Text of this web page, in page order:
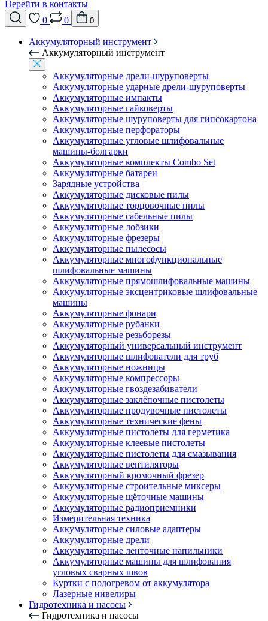
Перейти в контакты
0
0 0
Аккумуляторный инструмент
Аккумуляторный инструмент
Аккумуляторные дрели-шуруповерты
Аккумуляторные ударные дрели-шуруповерты
Аккумуляторные импакты
Аккумуляторные гайковерты
Аккумуляторные шуруповерты для гипсокартона
Аккумуляторные перфораторы
Аккумуляторные угловые шлифовальные
машины-болгарки
Аккумуляторные комплекты Combo Set
Аккумуляторные батареи
Зарядные устройства
Аккумуляторные дисковые пилы
Аккумуляторные торцовочные пилы
Аккумуляторные сабельные пилы
Аккумуляторные лобзики
Аккумуляторные фрезеры
Аккумуляторные пылесосы
Аккумуляторные многофункциональные
шлифовальные машины
Аккумуляторные прямошлифовальные машины
Аккумуляторные эксцентриковые шлифовальные
машины
Аккумуляторные фонари
Аккумуляторные рубанки
Аккумуляторные резьборезы
Аккумуляторный универсальный инструмент
Аккумуляторные шлифователи для труб
Аккумуляторные ножницы
Аккумуляторные компрессоры
Аккумуляторные гвоздезабиватели
Аккумуляторные заклёпочные пистолеты
Аккумуляторные продувочные пистолеты
Аккумуляторные технические фены
Аккумуляторные пистолеты для герметика
Аккумуляторные клеевые пистолеты
Аккумуляторные пистолеты для смазывания
Аккумуляторные вентиляторы
Аккумуляторный кромочный фрезер
Аккумуляторные строительные миксеры
Аккумуляторные щёточные машины
Аккумуляторные радиоприемники
Измерительная техника
Аккумуляторные силовые адаптеры
Аккумуляторные дрели
Аккумуляторные ленточные напильники
Аккумуляторные машины для шлифования
угловых сварных швов
Куртки с подогревом от аккумулятора
Лазерные нивелиры
Гидротехника и насосы
Гидротехника и насосы